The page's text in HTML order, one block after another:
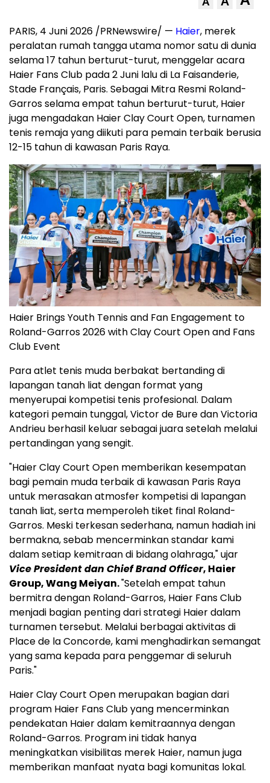
PARIS, 4 Juni 2026 /PRNewswire/ — Haier, merek
peralatan rumah tangga utama nomor satu di dunia
selama 17 tahun berturut-turut, menggelar acara
Haier Fans Club pada 2 Juni lalu di La Faisanderie,
Stade Français, Paris. Sebagai Mitra Resmi Roland-
Garros selama empat tahun berturut-turut, Haier
juga mengadakan Haier Clay Court Open, turnamen
tenis remaja yang diikuti para pemain terbaik berusia
12-15 tahun di kawasan Paris Raya.
Haier Brings Youth Tennis and Fan Engagement to
Roland-Garros 2026 with Clay Court Open and Fans
Club Event
Para atlet tenis muda berbakat bertanding di
lapangan tanah liat dengan format yang
menyerupai kompetisi tenis profesional. Dalam
kategori pemain tunggal, Victor de Bure dan Victoria
Andrieu berhasil keluar sebagai juara setelah melalui
pertandingan yang sengit.
"Haier Clay Court Open memberikan kesempatan
bagi pemain muda terbaik di kawasan Paris Raya
untuk merasakan atmosfer kompetisi di lapangan
tanah liat, serta memperoleh tiket final Roland-
Garros. Meski terkesan sederhana, namun hadiah ini
bermakna, sebab mencerminkan standar kami
dalam setiap kemitraan di bidang olahraga," ujar
Vice President dan Chief Brand Officer, Haier
Group, Wang Meiyan."Setelah empat tahun
bermitra dengan Roland-Garros, Haier Fans Club
menjadi bagian penting dari strategi Haier dalam
turnamen tersebut. Melalui berbagai aktivitas di
Place de la Concorde, kami menghadirkan semangat
yang sama kepada para penggemar di seluruh
Paris."
Haier Clay Court Open merupakan bagian dari
program Haier Fans Club yang mencerminkan
pendekatan Haier dalam kemitraannya dengan
Roland-Garros. Program ini tidak hanya
meningkatkan visibilitas merek Haier, namun juga
memberikan manfaat nyata bagi komunitas lokal.